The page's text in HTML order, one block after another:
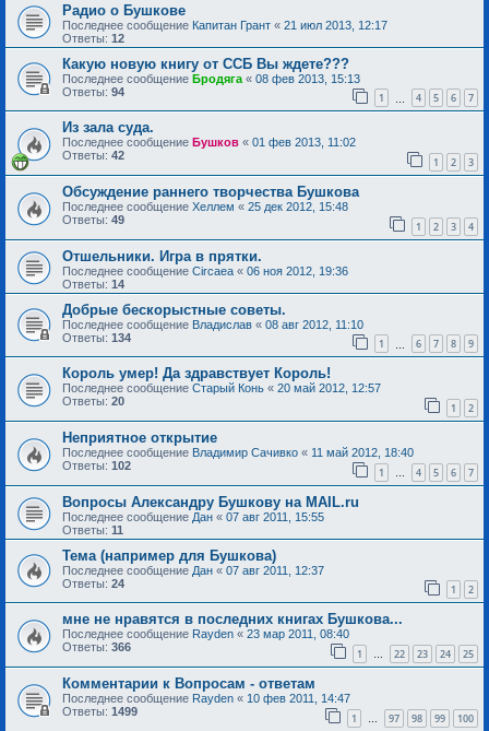
Радио о Бушкове
Последнее сообщение Капитан Грант « 21 июл 2013, 12:17
Ответы: 12
Какую новую книгу от ССБ Вы ждете???
Последнее сообщение Бродяга « 08 фев 2013, 15:13
Ответы: 94 1 4 5 6 7
Из зала суда.
Последнее сообщение Бушков « 01 фев 2013, 11:02
Ответы: 42 1 2 3
Обсуждение раннего творчества Бушкова
Последнее сообщение Хеллем « 25 дек 2012, 15:48
Ответы: 49 1 2 3 4
Отшельники. Игра в прятки.
Последнее сообщение Circaea « 06 ноя 2012, 19:36
Ответы: 14
Добрые бескорыстные советы.
Последнее сообщение Владислав « 08 авг 2012, 11:10
Ответы: 134 1 6 7 8 9
Король умер! Да здравствует Король!
Последнее сообщение Старый Конь « 20 май 2012, 12:57
Ответы: 20 1 2
Неприятное открытие
Последнее сообщение Владимир Сачивко « 11 май 2012, 18:40
Ответы: 102 1 … 4 5 6 7
Вопросы Александру Бушкову на MAIL.ru
Последнее сообщение Дан « 07 авг 2011, 15:55
Ответы: 11
Тема (например для Бушкова)
Последнее сообщение Дан « 07 авг 2011, 12:37
Ответы: 24 1 2
мне не нравятся в последних книгах Бушкова...
Последнее сообщение Rayden « 23 мар 2011, 08:40
Ответы: 366 1 … 22 23 24 25
Комментарии к Вопросам - ответам
Последнее сообщение Rayden « 10 фев 2011, 14:47
Ответы: 1499 1 97 98 99 100